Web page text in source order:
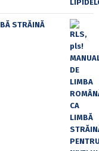
STRĂINĂ